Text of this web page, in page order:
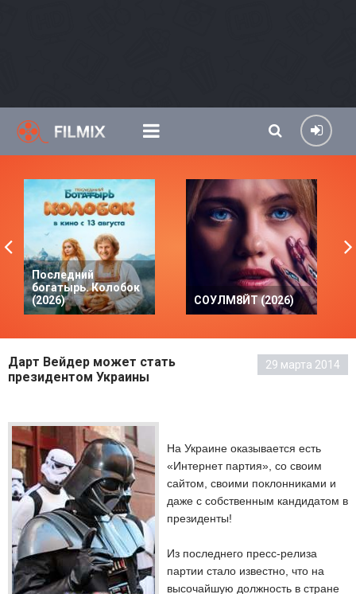
Последний
богатырь. Колобок
(2026)
СОУЛМ8ЙТ (2026)
Дарт Вейдер может стать
президентом Украины
29 марта 2014
На Украине оказывается есть
«Интернет партия», со своим
сайтом, своими поклонниками и
даже с собственным кандидатом в
президенты!
Из последнего пресс-релиза
партии стало известно, что на
высочайшую должность в стране